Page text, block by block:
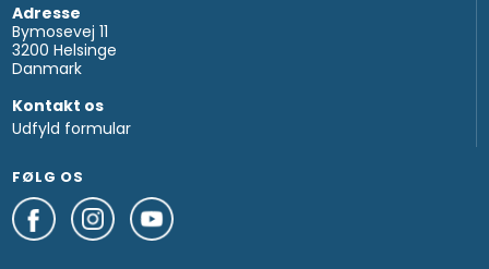
Adresse
Bymosevej 11
3200 Helsinge
Danmark
Kontakt os
Udfyld formular
FØLG OS